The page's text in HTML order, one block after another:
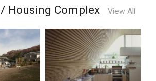
Housing Complex View All